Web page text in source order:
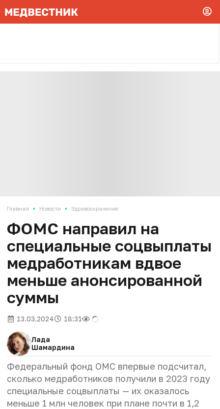
Главная • Новости • Здравоохранение
ФОМС направил на
специальные соцвыплаты
медработникам вдвое
меньше анонсированной
суммы
13.03.2024 18:31
Лада
Шамардина
Федеральный фонд ОМС впервые подсчитал,
сколько медработников получили в 2023 году
специальные соцвыплаты — их оказалось
меньше 1 млн человек при плане почти в 1,2